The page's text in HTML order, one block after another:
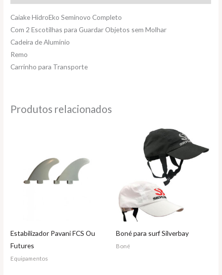
Caiake HidroEko Seminovo Completo
Com 2 Escotilhas para Guardar Objetos sem Molhar
Cadeira de Alumínio
Remo
Carrinho para Transporte
Produtos relacionados
Estabilizador Pavani FCS Ou
Futures
Equipamentos
Boné para surf Silverbay
Boné